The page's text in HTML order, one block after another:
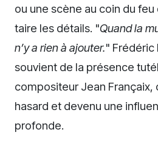
ou une scène au coin du
taire les détails. "Quand la
n’y a rien à ajouter." Frédéric
souvient de la présence
compositeur Jean
hasard et devenu une
profonde.